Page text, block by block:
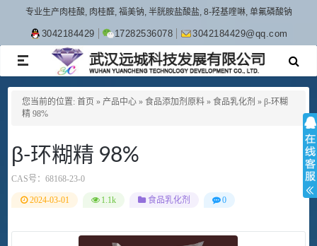
专业生产肉桂酸, 肉桂醛, 福美钠, 半胱胺盐酸盐, 8-羟基喹啉, 单氟磷酸钠
3042184429 17282536078 3042184429@qq.com
TOGGLE
NAVIGATION
您当前的位置: 首页 » 产品中心 » 食品添加剂原料 » 食品乳化剂 » β-环糊
精 98%
β-环糊精 98%
CAS号： 68168-23-0
2024-03-01 1.1k 食品乳化剂 0